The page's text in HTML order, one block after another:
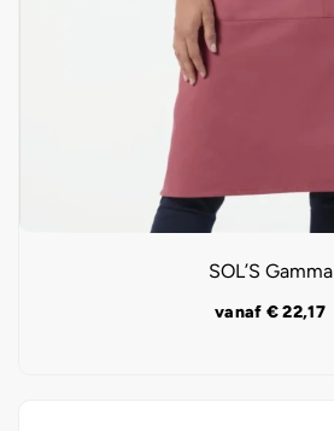
SOL’S Gamma
vanaf €22,17